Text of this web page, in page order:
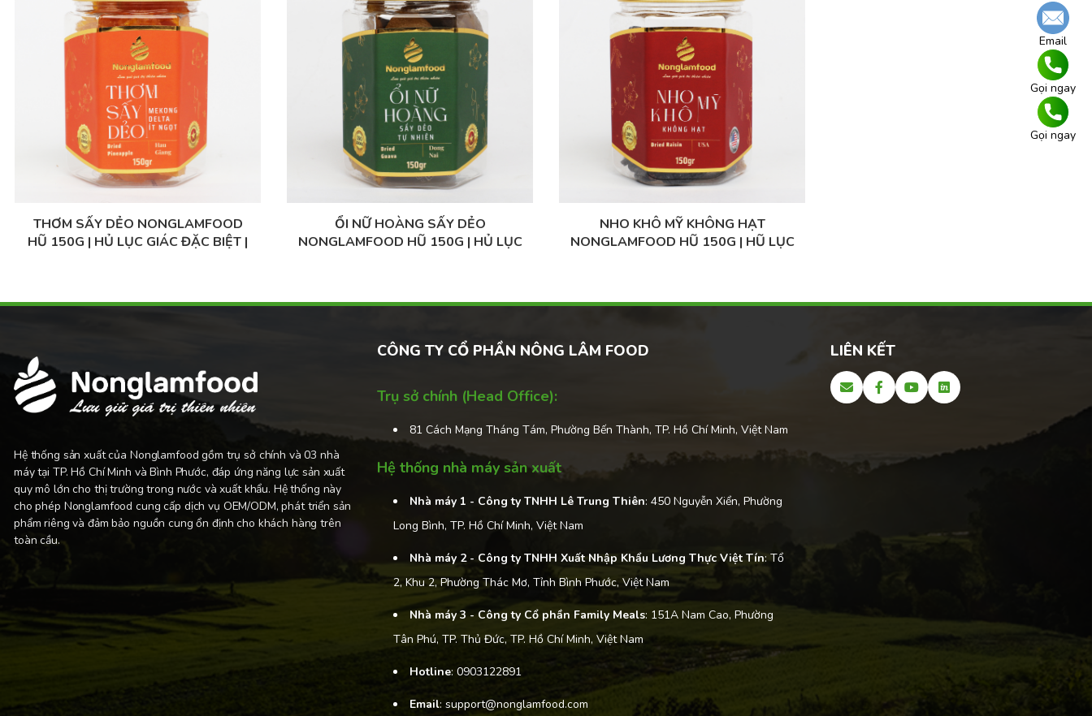
THƠM SẤY DẺO NONGLAMFOOD
HŨ 150G | HỦ LỤC GIÁC ĐẶC BIỆT |
ỔI NỮ HOÀNG SẤY DẺO
NONGLAMFOOD HŨ 150G | HỦ LỤC
NHO KHÔ MỸ KHÔNG HẠT
NONGLAMFOOD HŨ 150G | HŨ LỤC
Hệ thống sản xuất của Nonglamfood gồm trụ sở chính và 03 nhà
máy tại TP. Hồ Chí Minh và Bình Phước, đáp ứng năng lực sản xuất
quy mô lớn cho thị trường trong nước và xuất khẩu. Hệ thống này
cho phép Nonglamfood cung cấp dịch vụ OEM/ODM, phát triển sản
phẩm riêng và đảm bảo nguồn cung ổn định cho khách hàng trên
toàn cầu.
CÔNG TY CỔ PHẦN NÔNG LÂM FOOD
Trụ sở chính (Head Office):
81 Cách Mạng Tháng Tám, Phường Bến Thành, TP. Hồ Chí Minh, Việt Nam
Hệ thống nhà máy sản xuất
Nhà máy 1 - Công ty TNHH Lê Trung Thiên: 450 Nguyễn Xiển, Phường
Long Bình, TP. Hồ Chí Minh, Việt Nam
Nhà máy 2 - Công ty TNHH Xuất Nhập Khẩu Lương Thực Việt Tín: Tổ
2, Khu 2, Phường Thác Mơ, Tỉnh Bình Phước, Việt Nam
Nhà máy 3 - Công ty Cổ phần Family Meals: 151A Nam Cao, Phường
Tân Phú, TP. Thủ Đức, TP. Hồ Chí Minh, Việt Nam
Hotline: 0903122891
Email: support@nonglamfood.com
LIÊN KẾT
Email
Gọi ngay
Gọi ngay